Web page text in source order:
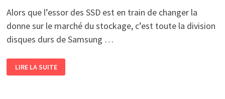
Alors que l’essor des SSD est en train de changer la
donne sur le marché du stockage, c’est toute la division
disques durs de Samsung …
DISQUES
DURS
LIRE LA SUITE